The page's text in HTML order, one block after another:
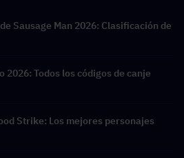
Sausage Man 2026: Clasificación de
2026: Todos los códigos de canje
Strike: Los mejores personajes